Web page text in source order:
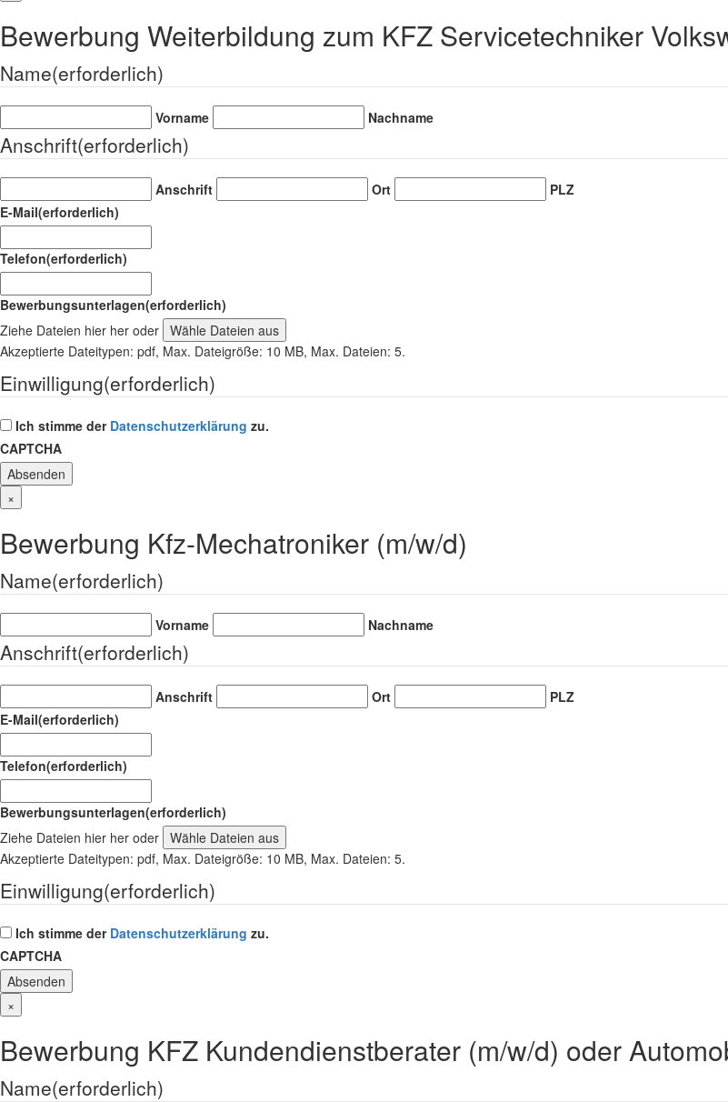
Bewerbung Weiterbildung zum KFZ Servicetechniker
Name(erforderlich)
Vorname Nachname
Anschrift(erforderlich)
Anschrift Ort
PLZ
E-Mail(erforderlich)
Telefon(erforderlich)
Bewerbungsunterlagen(erforderlich)
Ziehe Dateien hier her oder Wähle Dateien aus
Akzeptierte Dateitypen: pdf, Max. Dateigröße: 10 MB, Max. Dateien: 5.
Einwilligung(erforderlich)
Ich stimme der Datenschutzerklärung zu.
CAPTCHA
×
Bewerbung Kfz-Mechatroniker (m/w/d)
Name(erforderlich)
Vorname Nachname
Anschrift(erforderlich)
Anschrift Ort
PLZ
E-Mail(erforderlich)
Telefon(erforderlich)
Bewerbungsunterlagen(erforderlich)
Ziehe Dateien hier her oder Wähle Dateien aus
Akzeptierte Dateitypen: pdf, Max. Dateigröße: 10 MB, Max. Dateien: 5.
Einwilligung(erforderlich)
Ich stimme der Datenschutzerklärung zu.
CAPTCHA
×
Bewerbung KFZ Kundendienstberater (m/w/d) oder
Name(erforderlich)